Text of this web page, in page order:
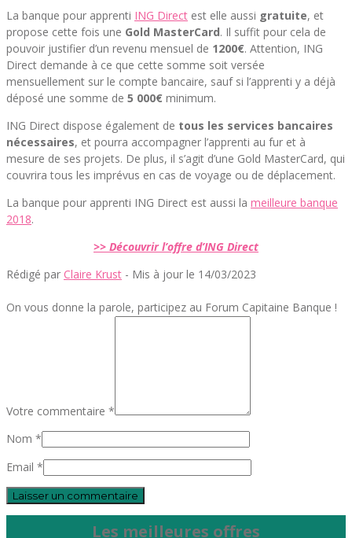
La banque pour apprenti ING Direct est elle aussi gratuite, et
propose cette fois une Gold MasterCard. Il suffit pour cela de
pouvoir justifier d’un revenu mensuel de 1200€. Attention, ING
Direct demande à ce que cette somme soit versée
mensuellement sur le compte bancaire, sauf si l’apprenti y a déjà
déposé une somme de 5 000€ minimum.
ING Direct dispose également de tous les services bancaires
nécessaires, et pourra accompagner l’apprenti au fur et à
mesure de ses projets. De plus, il s’agit d’une Gold MasterCard, qui
couvrira tous les imprévus en cas de voyage ou de déplacement.
La banque pour apprenti ING Direct est aussi la meilleure banque
2018.
>> Découvrir l’offre d’ING Direct
Rédigé par Claire Krust - Mis à jour le 14/03/2023
On vous donne la parole, participez au Forum Capitaine Banque !
Votre commentaire *
Nom *
Email *
Les meilleures offres